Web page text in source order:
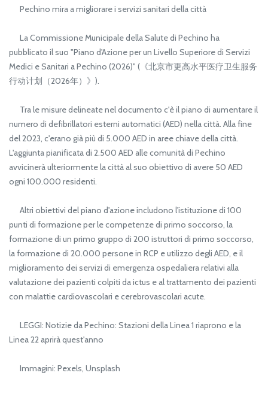
Pechino mira a migliorare i servizi sanitari della città
La Commissione Municipale della Salute di Pechino ha
pubblicato il suo "Piano d'Azione per un Livello Superiore di Servizi
Medici e Sanitari a Pechino (2026)" (《北京市更高水平医疗卫生服务
行动计划（2026年）》).
Tra le misure delineate nel documento c'è il piano di aumentare il
numero di defibrillatori esterni automatici (AED) nella città. Alla fine
del 2023, c'erano già più di 5.000 AED in aree chiave della città.
L'aggiunta pianificata di 2.500 AED alle comunità di Pechino
avvicinerà ulteriormente la città al suo obiettivo di avere 50 AED
ogni 100.000 residenti.
Altri obiettivi del piano d'azione includono l'istituzione di 100
punti di formazione per le competenze di primo soccorso, la
formazione di un primo gruppo di 200 istruttori di primo soccorso,
la formazione di 20.000 persone in RCP e utilizzo degli AED, e il
miglioramento dei servizi di emergenza ospedaliera relativi alla
valutazione dei pazienti colpiti da ictus e al trattamento dei pazienti
con malattie cardiovascolari e cerebrovascolari acute.
LEGGI: Notizie da Pechino: Stazioni della Linea 1 riaprono e la
Linea 22 aprirà quest'anno
Immagini: Pexels, Unsplash